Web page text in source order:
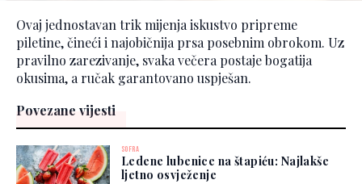
Ovaj jednostavan trik mijenja iskustvo pripreme
piletine, čineći i najobičnija prsa posebnim obrokom. Uz
pravilno zarezivanje, svaka večera postaje bogatija
okusima, a ručak garantovano uspješan.
Povezane vijesti
SOFRA
Ledene lubenice na štapiću: Najlakše
ljetno osvježenje